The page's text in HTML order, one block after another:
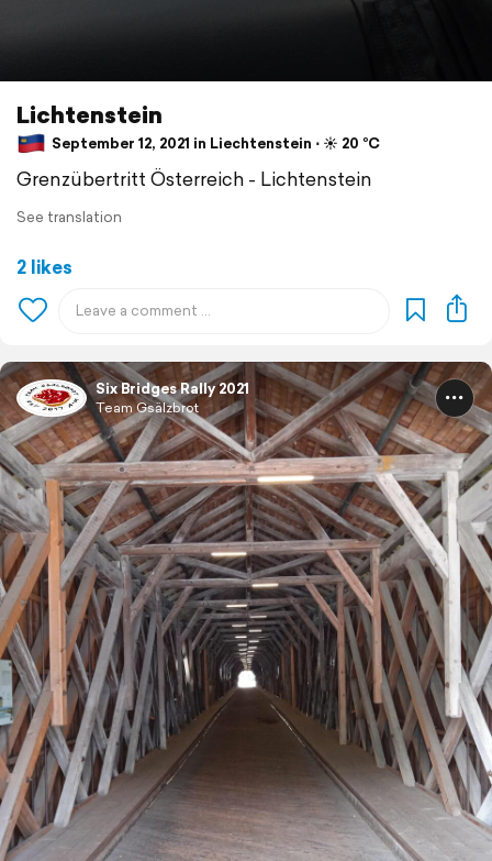
Lichtenstein
September 12, 2021 in Liechtenstein ⋅ ☀️ 20 °C
Grenzübertritt Österreich - Lichtenstein
See translation
2 likes
Six Bridges Rally 2021
Team Gsälzbrot